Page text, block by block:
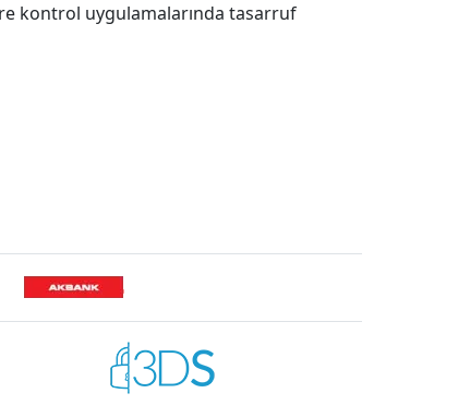
kontrol uygulamalarında tasarruf